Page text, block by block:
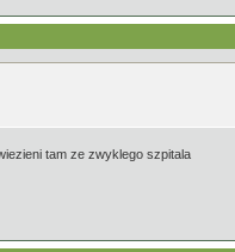
tam ze zwyklego szpitala